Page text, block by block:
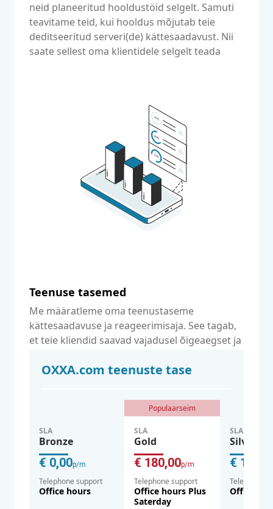
neid planeeritud hooldustöid selgelt. Samuti
teavitame teid, kui hooldus mõjutab teie
deditseeritud serveri(de) kättesaadavust. Nii
saate sellest oma klientidele selgelt teada
Teenuse tasemed
Me määratleme oma teenustaseme
kättesaadavuse ja reageerimisaja. See tagab,
et teie kliendid saavad vajadusel õigeaegset ja
OXXA.com teenuste tase
SLA
Bronze
€ 0,00p/m
Telephone support
Office hours
SLA
Silver
€
Telephone
Office
Populaarseim
SLA
Gold
€ 180,00p/m
Telephone support
Office hours Plus
Saterday